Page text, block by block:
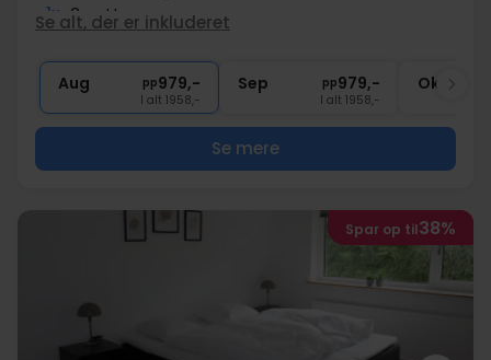
1x 3-retters menu
Se alt, der er inkluderet
Aug pp979,-
I alt 1958,-
Sep pp979,-
I alt 1958,-
Okt
Se mere
Spar op til38%